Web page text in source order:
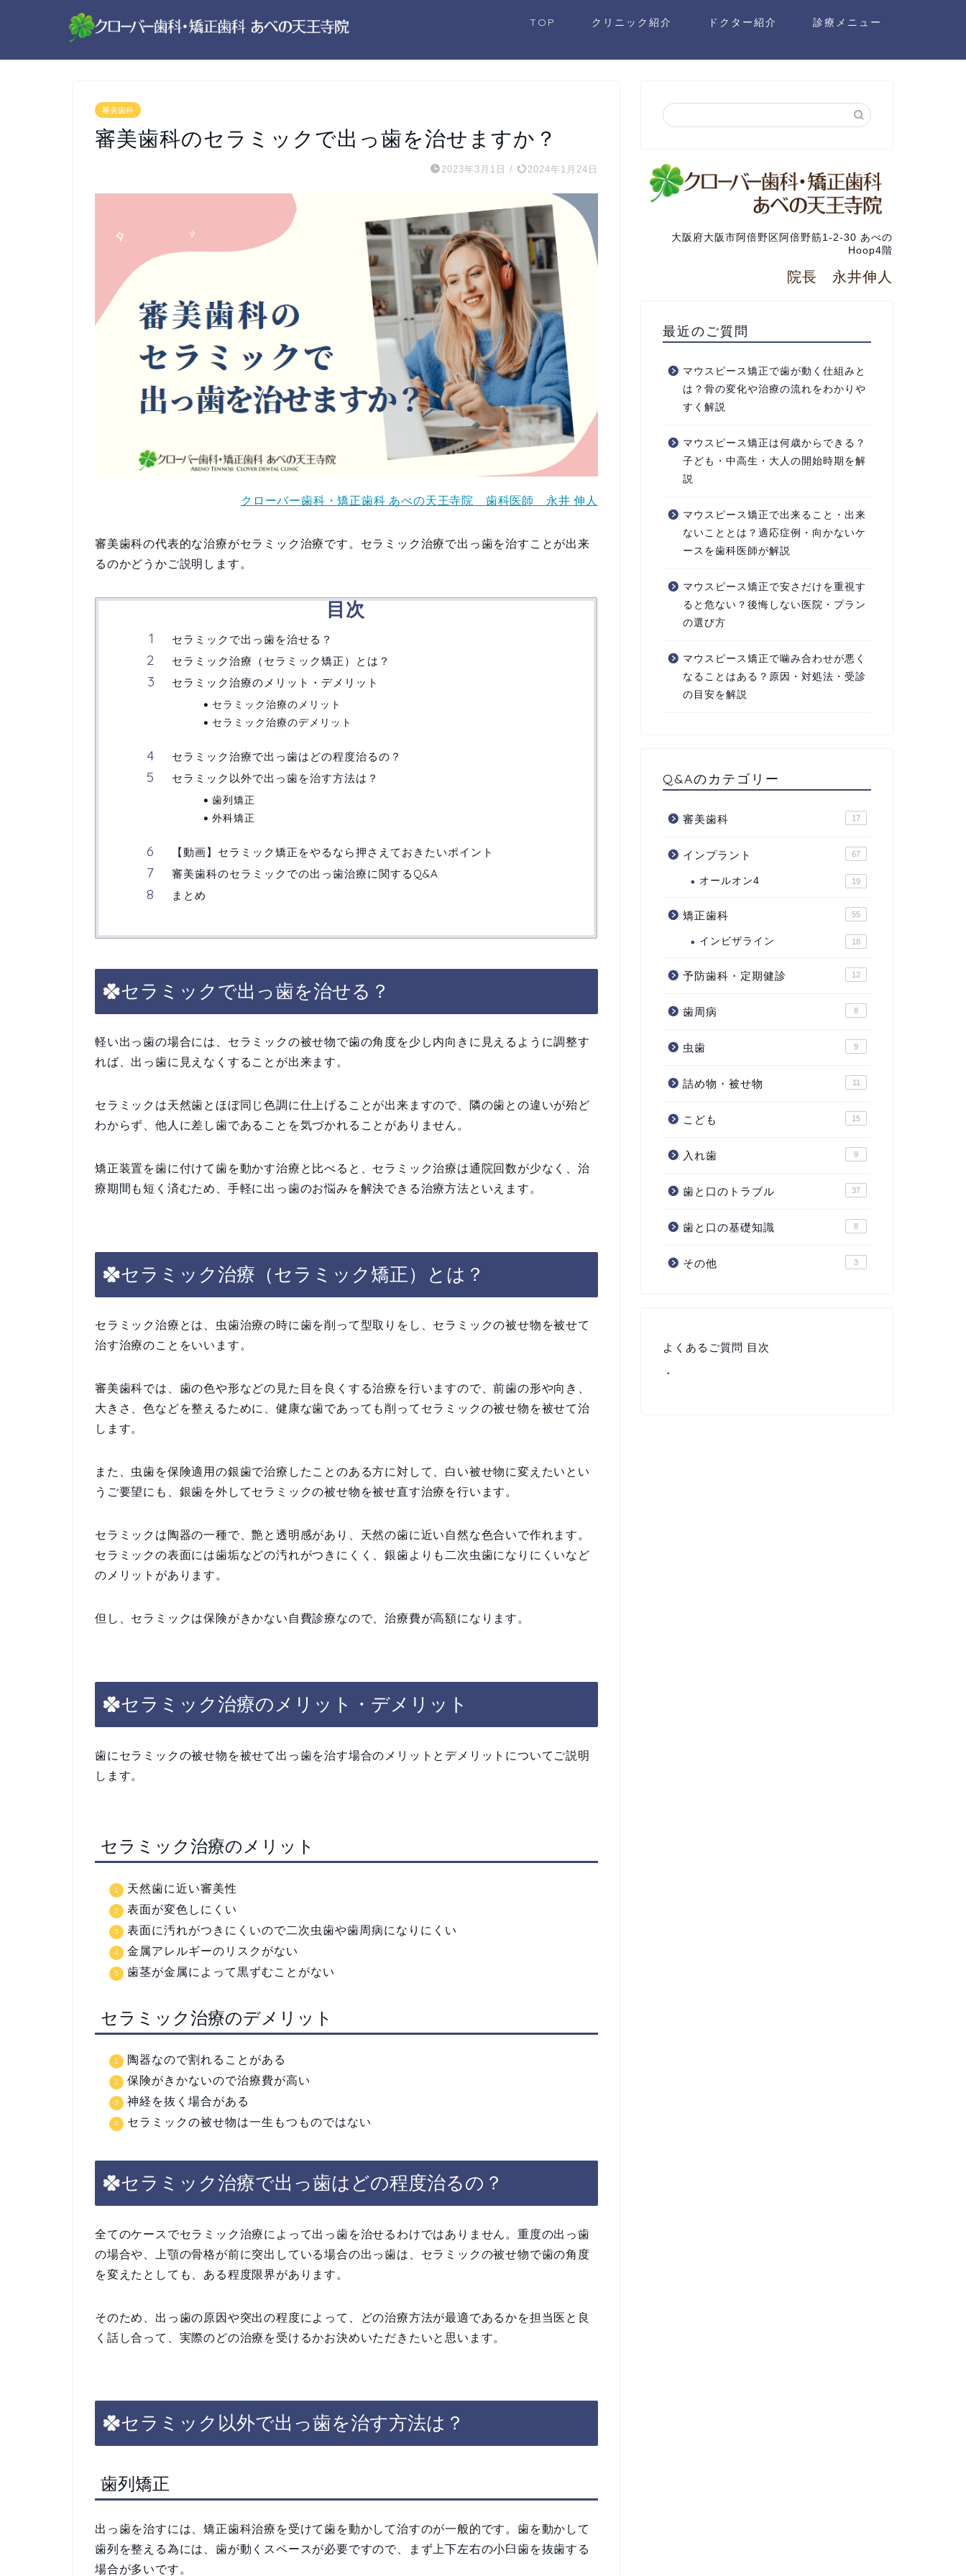
TOP クリニック紹介 ドクター紹介 診療メニュー
審美歯科
審美歯科のセラミックで出っ歯を治せますか？
2023年3月1日 / 2024年1月24日
クローバー歯科・矯正歯科 あべの天王寺院 歯科医師 永井 伸人
審美歯科の代表的な治療がセラミック治療です。セラミック治療で出っ歯を治すことが出来
るのかどうかご説明します。
目次
セラミックで出っ歯を治せる？
セラミック治療（セラミック矯正）とは？
セラミック治療のメリット・デメリット
セラミック治療のメリット
セラミック治療のデメリット
セラミック治療で出っ歯はどの程度治るの？
セラミック以外で出っ歯を治す方法は？
歯列矯正
外科矯正
【動画】セラミック矯正をやるなら押さえておきたいポイント
審美歯科のセラミックでの出っ歯治療に関するQ&A
まとめ
セラミックで出っ歯を治せる？
軽い出っ歯の場合には、セラミックの被せ物で歯の角度を少し内向きに見えるように調整す
れば、出っ歯に見えなくすることが出来ます。
セラミックは天然歯とほぼ同じ色調に仕上げることが出来ますので、隣の歯との違いが殆ど
わからず、他人に差し歯であることを気づかれることがありません。
矯正装置を歯に付けて歯を動かす治療と比べると、セラミック治療は通院回数が少なく、治
療期間も短く済むため、手軽に出っ歯のお悩みを解決できる治療方法といえます。
セラミック治療（セラミック矯正）とは？
セラミック治療とは、虫歯治療の時に歯を削って型取りをし、セラミックの被せ物を被せて
治す治療のことをいいます。
審美歯科では、歯の色や形などの見た目を良くする治療を行いますので、前歯の形や向き、
大きさ、色などを整えるために、健康な歯であっても削ってセラミックの被せ物を被せて治
します。
また、虫歯を保険適用の銀歯で治療したことのある方に対して、白い被せ物に変えたいとい
うご要望にも、銀歯を外してセラミックの被せ物を被せ直す治療を行います。
セラミックは陶器の一種で、艶と透明感があり、天然の歯に近い自然な色合いで作れます。
セラミックの表面には歯垢などの汚れがつきにくく、銀歯よりも二次虫歯になりにくいなど
のメリットがあります。
但し、セラミックは保険がきかない自費診療なので、治療費が高額になります。
セラミック治療のメリット・デメリット
歯にセラミックの被せ物を被せて出っ歯を治す場合のメリットとデメリットについてご説明
します。
セラミック治療のメリット
天然歯に近い審美性
表面が変色しにくい
表面に汚れがつきにくいので二次虫歯や歯周病になりにくい
金属アレルギーのリスクがない
歯茎が金属によって黒ずむことがない
セラミック治療のデメリット
陶器なので割れることがある
保険がきかないので治療費が高い
神経を抜く場合がある
セラミックの被せ物は一生もつものではない
セラミック治療で出っ歯はどの程度治るの？
全てのケースでセラミック治療によって出っ歯を治せるわけではありません。重度の出っ歯
の場合や、上顎の骨格が前に突出している場合の出っ歯は、セラミックの被せ物で歯の角度
を変えたとしても、ある程度限界があります。
そのため、出っ歯の原因や突出の程度によって、どの治療方法が最適であるかを担当医と良
く話し合って、実際のどの治療を受けるかお決めいただきたいと思います。
セラミック以外で出っ歯を治す方法は？
歯列矯正
出っ歯を治すには、矯正歯科治療を受けて歯を動かして治すのが一般的です。歯を動かして
歯列を整える為には、歯が動くスペースが必要ですので、まず上下左右の小臼歯を抜歯する
場合が多いです。
大阪府大阪市阿倍野区阿倍野筋1-2-30 あべの
Hoop4階
院長 永井伸人
最近のご質問
マウスピース矯正で歯が動く仕組みと
は？骨の変化や治療の流れをわかりや
すく解説
マウスピース矯正は何歳からできる？
子ども・中高生・大人の開始時期を解
説
マウスピース矯正で出来ること・出来
ないこととは？適応症例・向かないケ
ースを歯科医師が解説
マウスピース矯正で安さだけを重視す
ると危ない？後悔しない医院・プラン
の選び方
マウスピース矯正で噛み合わせが悪く
なることはある？原因・対処法・受診
の目安を解説
Q&Aのカテゴリー
審美歯科 17
インプラント 67
オールオン4 19
矯正歯科 55
インビザライン 18
予防歯科・定期健診 12
歯周病 8
虫歯 9
詰め物・被せ物 11
こども 15
入れ歯 9
歯と口のトラブル 37
歯と口の基礎知識 8
その他 3
よくあるご質問 目次
・